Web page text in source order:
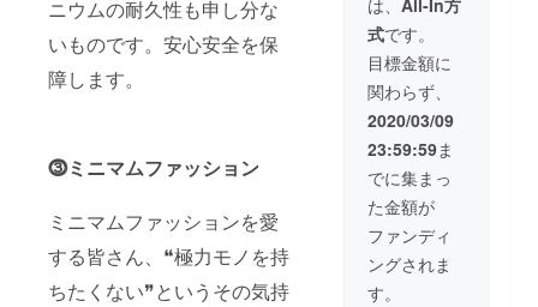
ニウムの耐久性も申し分な
いものです。安心安全を保
障します。
⓷ミニマムファッション
ミニマムファッションを愛
する皆さん、❝極力モノを持
ちたくない❞というその気持
tanned
wallet】
× 1個 ■
日本語
説明書
オリジ
ナルbox
に入れ
てお届
けいた
しま
す。
さい ※
カード
ケース
の大き
さをお
選びく
ださい
配送時
期：
2020年
3月下旬
より順
次発送
予定 送
式です。
目標金額に
関わらず、
2020/03/09
23:59:59ま
でに集まっ
た金額が
ファンディ
ングされま
す。